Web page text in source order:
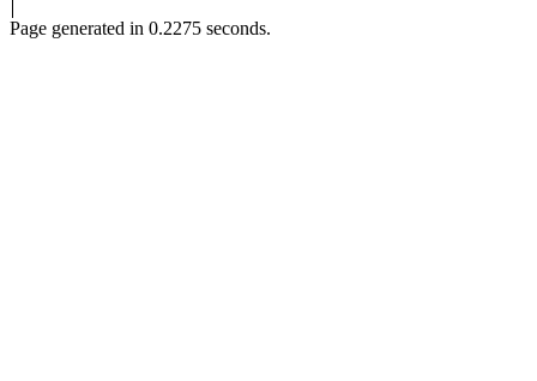
Page generated in 0.2275 seconds.